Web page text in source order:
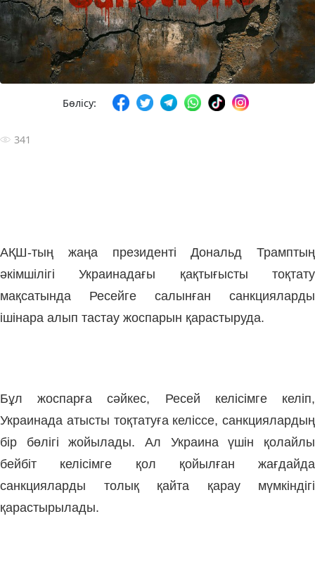
Бөлісу:
341
АҚШ-тың жаңа президенті Дональд Трамптың
әкімшілігі Украинадағы қақтығысты тоқтату
мақсатында Ресейге салынған санкцияларды
ішінара алып тастау жоспарын қарастыруда.
Бұл жоспарға сәйкес, Ресей келісімге келіп,
Украинада атысты тоқтатуға келіссе, санкциялардың
бір бөлігі жойылады. Ал Украина үшін қолайлы
бейбіт келісімге қол қойылған жағдайда
санкцияларды толық қайта қарау мүмкіндігі
қарастырылады.